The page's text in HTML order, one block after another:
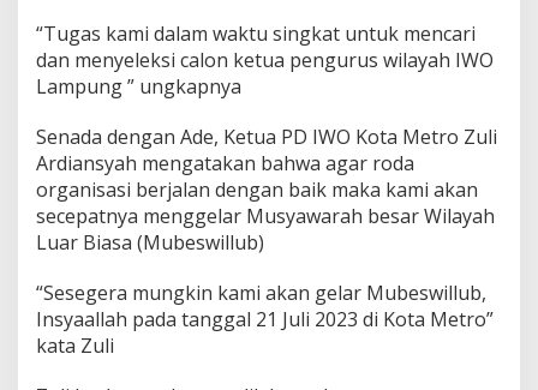
“Tugas kami dalam waktu singkat untuk mencari
dan menyeleksi calon ketua pengurus wilayah IWO
Lampung ” ungkapnya
Senada dengan Ade, Ketua PD IWO Kota Metro Zuli
Ardiansyah mengatakan bahwa agar roda
organisasi berjalan dengan baik maka kami akan
secepatnya menggelar Musyawarah besar Wilayah
Luar Biasa (Mubeswillub)
“Sesegera mungkin kami akan gelar Mubeswillub,
Insyaallah pada tanggal 21 Juli 2023 di Kota Metro”
kata Zuli